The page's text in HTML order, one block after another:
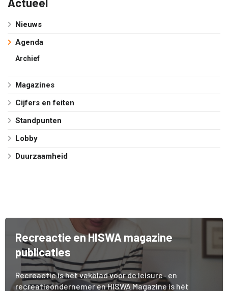
Nieuws
Agenda
Archief
Magazines
Cijfers en feiten
Standpunten
Lobby
Duurzaamheid
Recreactie en HISWA magazine
publicaties
Recreactie is hét vakblad voor de leisure- en
recreatieondernemer en HISWA Magazine is hét